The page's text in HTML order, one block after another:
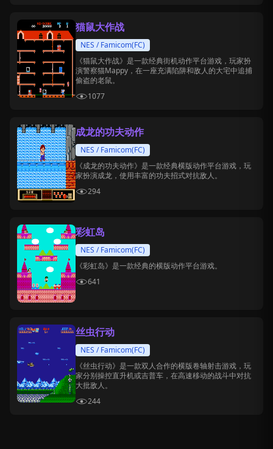
猫鼠大作战
NES / Famicom(FC)
《猫鼠大作战》是一款经典街机动作平台游戏，玩家扮
演警察猫Mappy，在一座充满陷阱和敌人的大宅中追捕
偷盗的老鼠。
1077
成龙的功夫动作
NES / Famicom(FC)
《成龙的功夫动作》是一款经典横版动作平台游戏，玩
家扮演成龙，使用丰富的功夫招式对抗敌人。
294
彩虹岛
NES / Famicom(FC)
《彩虹岛》是一款经典的横版动作平台游戏。
641
丝虫行动
NES / Famicom(FC)
《丝虫行动》是一款双人合作的横版卷轴射击游戏，玩
家分别操控直升机或吉普车，在高速移动的战斗中对抗
大批敌人。
244